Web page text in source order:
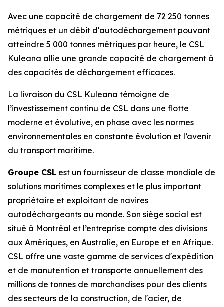
Avec une capacité de chargement de 72 250 tonnes
métriques et un débit d'autodéchargement pouvant
atteindre 5 000 tonnes métriques par heure, le CSL
Kuleana allie une grande capacité de chargement à
des capacités de déchargement efficaces.
La livraison du CSL Kuleana témoigne de
l’investissement continu de CSL dans une flotte
moderne et évolutive, en phase avec les normes
environnementales en constante évolution et l’avenir
du transport maritime.
Groupe CSL est un fournisseur de classe mondiale de
solutions maritimes complexes et le plus important
propriétaire et exploitant de navires
autodéchargeants au monde. Son siège social est
situé à Montréal et l’entreprise compte des divisions
aux Amériques, en Australie, en Europe et en Afrique.
CSL offre une vaste gamme de services d'expédition
et de manutention et transporte annuellement des
millions de tonnes de marchandises pour des clients
des secteurs de la construction, de l'acier, de